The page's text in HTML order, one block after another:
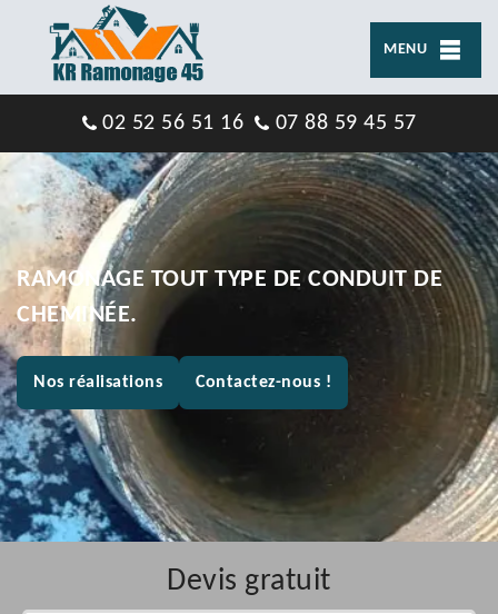
MENU
02 52 56 51 16 07 88 59 45 57
RAMONAGE TOUT TYPE DE CONDUIT DE
CHEMINÉE.
Nos réalisations Contactez-nous !
Devis gratuit